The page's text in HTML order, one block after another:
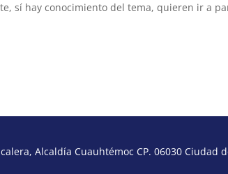
sí hay conocimiento del tema, quieren ir a
Alcaldía Cuauhtémoc CP. 06030 Ciudad